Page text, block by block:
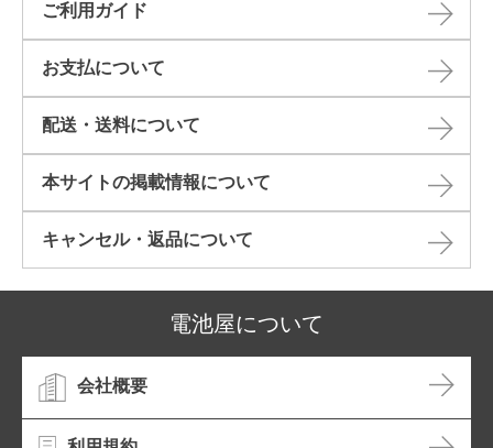
ご利用ガイド
お支払について
配送・送料について
本サイトの掲載情報について​
キャンセル・返品について​
電池屋について
会社概要